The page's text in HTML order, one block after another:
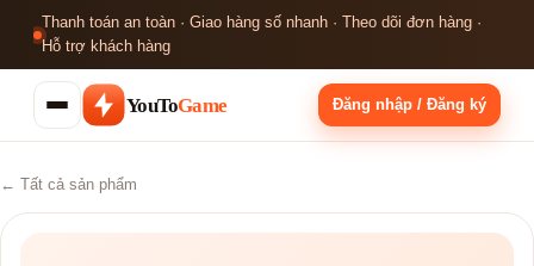
Thanh toán an toàn · Giao hàng số nhanh · Theo dõi đơn hàng ·
Hỗ trợ khách hàng
YouToGame Đăng nhập / Đăng ký
← Tất cả sản phẩm